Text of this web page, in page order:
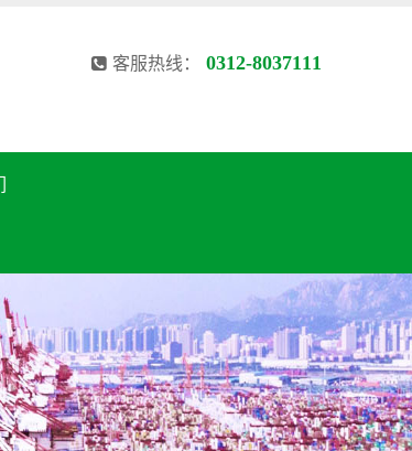
客服热线： 0312-8037111